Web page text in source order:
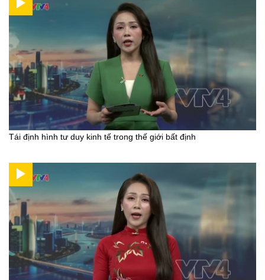
Tái định hình tư duy kinh tế trong thế giới bất định